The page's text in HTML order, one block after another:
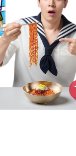
장
바
구